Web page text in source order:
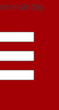
nhât đầy